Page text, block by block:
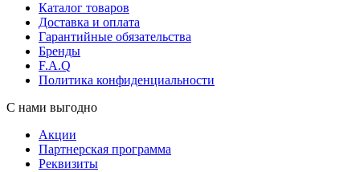
Каталог товаров
Доставка и оплата
Гарантийные обязательства
Бренды
F.A.Q
Политика конфиденциальности
С нами выгодно
Акции
Партнерская программа
Реквизиты